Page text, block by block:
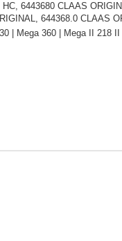
6443680 CLAAS
644368.0 CLAAS
| Mega 360 | Mega II 218 II